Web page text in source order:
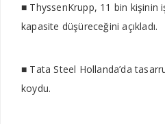
■ ThyssenKrupp, 11 bin kişinin
kapasite düşüreceğini açıkladı.
■ Tata Steel Hollanda’da
koydu.